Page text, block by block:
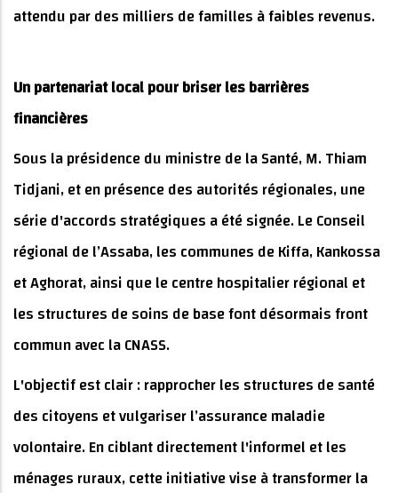
attendu par des milliers de familles à faibles revenus.
Un partenariat local pour briser les barrières
financières
Sous la présidence du ministre de la Santé, M. Thiam
Tidjani, et en présence des autorités régionales, une
série d'accords stratégiques a été signée. Le Conseil
régional de l’Assaba, les communes de Kiffa, Kankossa
et Aghorat, ainsi que le centre hospitalier régional et
les structures de soins de base font désormais front
commun avec la CNASS.
L'objectif est clair : rapprocher les structures de santé
des citoyens et vulgariser l’assurance maladie
volontaire. En ciblant directement l'informel et les
ménages ruraux, cette initiative vise à transformer la